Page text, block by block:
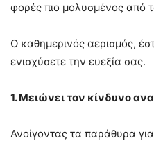
φορές πιο μολυσμένος από
Ο καθημερινός αερισμός,
ενισχύσετε την ευεξία σας.
1. Μειώνει τον κίνδυνο
Ανοίγοντας τα παράθυρα